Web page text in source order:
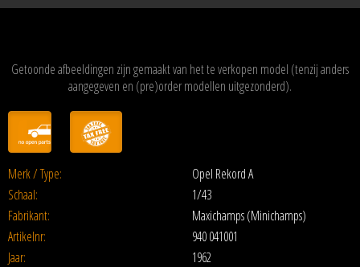
Getoonde afbeeldingen zijn gemaakt van het te verkopen model (tenzij anders
aangegeven en (pre)order modellen uitgezonderd).
Merk / Type:
Opel Rekord A
Schaal:
1/43
Fabrikant:
Maxichamps (Minichamps)
Artikelnr:
940 041001
Jaar:
1962